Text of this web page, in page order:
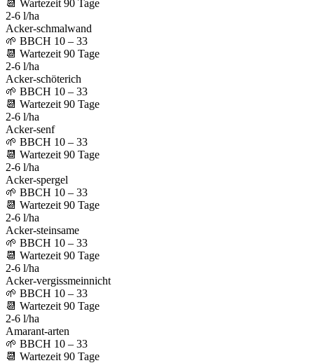
📆 Wartezeit 90 Tage
2-6 l/ha
Acker-schmalwand
🌱 BBCH 10 – 33
📆 Wartezeit 90 Tage
2-6 l/ha
Acker-schöterich
🌱 BBCH 10 – 33
📆 Wartezeit 90 Tage
2-6 l/ha
Acker-senf
🌱 BBCH 10 – 33
📆 Wartezeit 90 Tage
2-6 l/ha
Acker-spergel
🌱 BBCH 10 – 33
📆 Wartezeit 90 Tage
2-6 l/ha
Acker-steinsame
🌱 BBCH 10 – 33
📆 Wartezeit 90 Tage
2-6 l/ha
Acker-vergissmeinnicht
🌱 BBCH 10 – 33
📆 Wartezeit 90 Tage
2-6 l/ha
Amarant-arten
🌱 BBCH 10 – 33
📆 Wartezeit 90 Tage